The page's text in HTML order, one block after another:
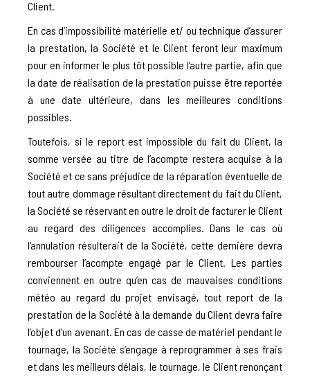
Client.
En cas d’impossibilité matérielle et/ ou technique d’assurer
la prestation, la Société et le Client feront leur maximum
pour en informer le plus tôt possible l’autre partie, afin que
la date de réalisation de la prestation puisse être reportée
à une date ultérieure, dans les meilleures conditions
possibles.
Toutefois, si le report est impossible du fait du Client, la
somme versée au titre de l’acompte restera acquise à la
Société et ce sans préjudice de la réparation éventuelle de
tout autre dommage résultant directement du fait du Client,
la Société se réservant en outre le droit de facturer le Client
au regard des diligences accomplies. Dans le cas où
l’annulation résulterait de la Société, cette dernière devra
rembourser l’acompte engagé par le Client. Les parties
conviennent en outre qu’en cas de mauvaises conditions
météo au regard du projet envisagé, tout report de la
prestation de la Société à la demande du Client devra faire
l’objet d’un avenant. En cas de casse de matériel pendant le
tournage, la Société s’engage à reprogrammer à ses frais
et dans les meilleurs délais, le tournage, le Client renonçant